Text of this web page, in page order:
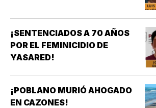
¡SENTENCIADOS A 70 AÑOS
POR EL FEMINICIDIO DE
YASARED!
¡POBLANO MURIÓ AHOGADO
EN CAZONES!